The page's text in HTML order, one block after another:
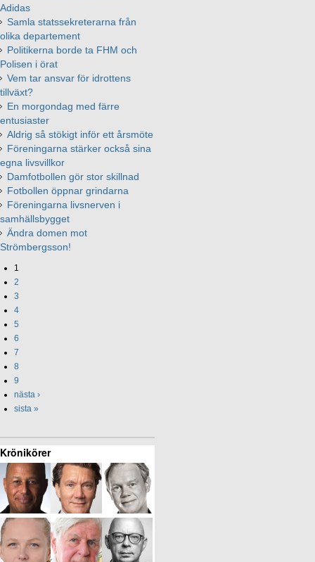
Adidas
Samla statssekreterarna från
olika departement
Politikerna borde ta FHM och
Polisen i örat
Vem tar ansvar för idrottens
tillväxt?
En morgondag med färre
entusiaster
Aldrig så stökigt inför ett årsmöte
Föreningarna stärker också sina
egna livsvillkor
Damfotbollen gör stor skillnad
Fotbollen öppnar grindarna
Föreningarna livsnerven i
samhällsbygget
Ändra domen mot
Strömbergsson!
1
2
3
4
5
6
7
8
9
nästa ›
sista »
Krönikörer